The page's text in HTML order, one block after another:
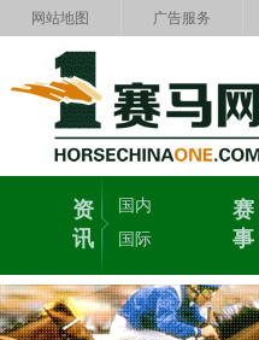
网站地图 广告服务
资
讯
国内
国际
赛
事